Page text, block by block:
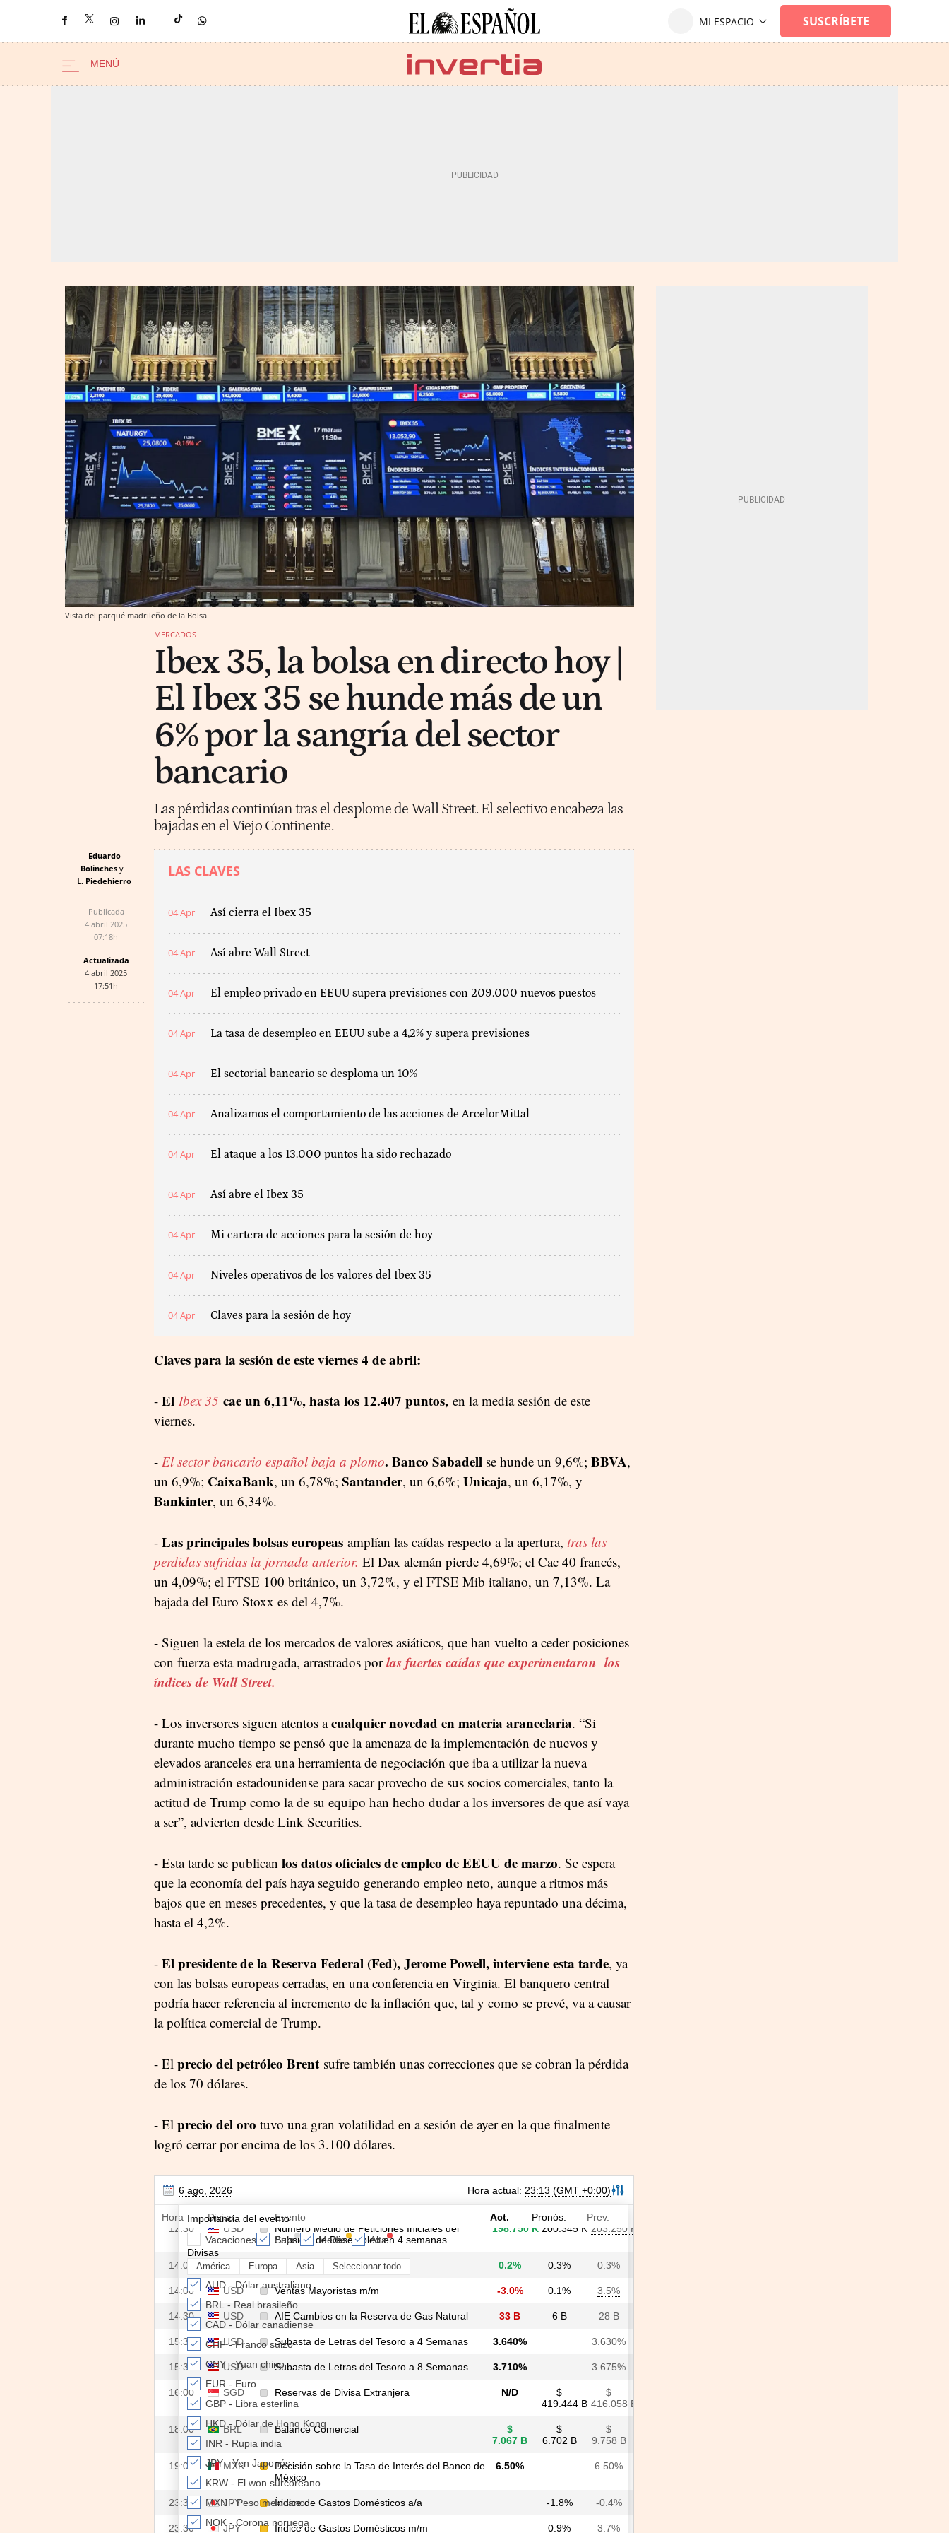
Vista del parqué madrileño de la Bolsa
MERCADOS
Ibex 35, la bolsa en directo hoy |
El Ibex 35 se hunde más de un
6% por la sangría del sector
bancario
Las pérdidas continúan tras el desplome de Wall Street. El selectivo encabeza las
bajadas en el Viejo Continente.
Eduardo
Bolinches
L. Piedehierro
Publicada
4 abril 2025
07:18h
Actualizada
4 abril 2025
17:51h
LAS CLAVES
04 Apr Así cierra el Ibex 35
04 Apr Así abre Wall Street
04 Apr El empleo privado en EEUU supera previsiones con 209.000 nuevos puestos
04 Apr La tasa de desempleo en EEUU sube a 4,2% y supera previsiones
04 Apr El sectorial bancario se desploma un 10%
04 Apr Analizamos el comportamiento de las acciones de ArcelorMittal
04 Apr El ataque a los 13.000 puntos ha sido rechazado
04 Apr Así abre el Ibex 35
04 Apr Mi cartera de acciones para la sesión de hoy
04 Apr Niveles operativos de los valores del Ibex 35
04 Apr Claves para la sesión de hoy
Claves para la sesión de este viernes 4 de abril:
- El Ibex 35 cae un 6,11%, hasta los 12.407 puntos, en la media sesión de este
viernes.
- El sector bancario español baja a plomo. Banco Sabadell se hunde un 9,6%; BBVA,
un 6,9%; CaixaBank, un 6,78%; Santander, un 6,6%; Unicaja, un 6,17%, y
Bankinter, un 6,34%.
- Las principales bolsas europeas amplían las caídas respecto a la apertura, tras las
perdidas sufridas la jornada anterior. El Dax alemán pierde 4,69%; el Cac 40 francés,
un 4,09%; el FTSE 100 británico, un 3,72%, y el FTSE Mib italiano, un 7,13%. La
bajada del Euro Stoxx es del 4,7%.
- Siguen la estela de los mercados de valores asiáticos, que han vuelto a ceder posiciones
con fuerza esta madrugada, arrastrados por las fuertes caídas que experimentaron los
índices de Wall Street.
- Los inversores siguen atentos acualquier novedad en materia arancelaria. “Si
durante mucho tiempo se pensó que la amenaza de la implementación de nuevos y
elevados aranceles era una herramienta de negociación que iba a utilizar la nueva
administración estadounidense para sacar provecho de sus socios comerciales, tanto la
actitud de Trump como la de su equipo han hecho dudar a los inversores de que así vaya
a ser”, advierten desde Link Securities.
- Esta tarde se publican los datos oficiales de empleo de EEUU de marzo. Se espera
que la economía del país haya seguido generando empleo neto, aunque a ritmos más
bajos que en meses precedentes, y que la tasa de desempleo haya repuntado una décima,
hasta el 4,2%.
- El presidente de la Reserva Federal (Fed), Jerome Powell, interviene esta tarde, ya
con las bolsas europeas cerradas, en una conferencia en Virginia. El banquero central
podría hacer referencia al incremento de la inflación que, tal y como se prevé, va a causar
la política comercial de Trump.
- El precio del petróleo Brent sufre también unas correcciones que se cobran la pérdida
de los 70 dólares.
- El precio del oro tuvo una gran volatilidad en a sesión de ayer en la que finalmente
logró cerrar por encima de los 3.100 dólares.